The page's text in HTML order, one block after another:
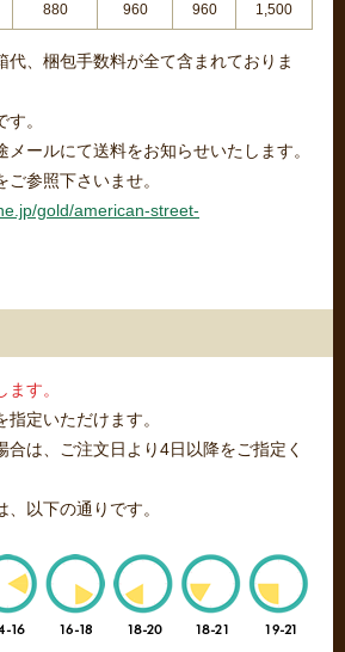
880 960 960 1,500
、梱包手数料が全て含まれておりま
。
ールにて送料をお知らせいたします。
参照下さいませ。
gold/american-street-
す。
定いただけます。
は、ご注文日より4日以降をご指定く
以下の通りです。